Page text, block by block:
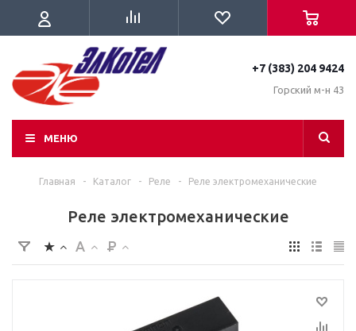
+7 (383) 204 9424
Горский м-н 43
МЕНЮ
Главная - Каталог - Реле - Реле электромеханические
Реле электромеханические